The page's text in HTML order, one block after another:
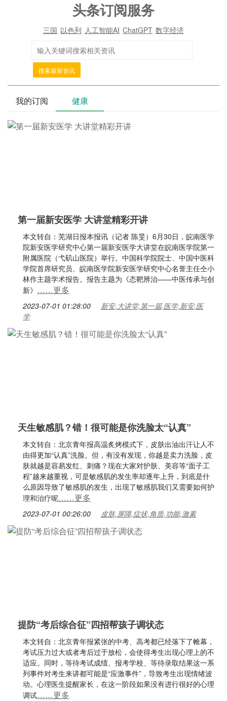
头条订阅服务
三国 以色列 人工智能AI ChatGPT 数字经济
搜索最新资讯
我的订阅 健康
第一届新安医学 大讲堂精彩开讲
本文转自：芜湖日报本报讯（记者 陈旻）6月30日，皖南医学
院新安医学研究中心第一届新安医学大讲堂在皖南医学院第一
附属医院（弋矶山医院）举行。中国科学院院士、中国中医科
学院首席研究员、皖南医学院新安医学研究中心名誉主任仝小
林作主题学术报告。报告主题为《态靶辨治——中医传承与创
新》 ……更多
2023-07-01 01:28:00
新安,大讲堂,第一届,医学,新安,医
学
天生敏感肌？错！很可能是你洗脸太“认真”
本文转自：北京青年报高温炙烤模式下，皮肤出油出汗让人不
由得更加“认真”洗脸。但，有没有发现，你越是卖力洗脸，皮
肤就越是容易发红、刺痛？现在大家对护肤、美容等“面子工
程”越来越重视，可是敏感肌的发生率却逐年上升，到底是什
么原因导致了敏感肌的发生，出现了敏感肌我们又需要如何护
理和治疗呢……更多
2023-07-01 00:26:00 皮肤,屏障,症状,角质,功能,激素
提防“考后综合征”四招帮孩子调状态
本文转自：北京青年报紧张的中考、高考都已经落下了帷幕，
考试压力过大或者考后过于放松，会使得考生出现心理上的不
适应。同时，等待考试成绩、报考学校、等待录取结果这一系
列事件对考生来讲都可能是“应激事件”，导致考生出现情绪波
动。心理医生提醒家长，在这一阶段如果没有进行很好的心理
调试……更多